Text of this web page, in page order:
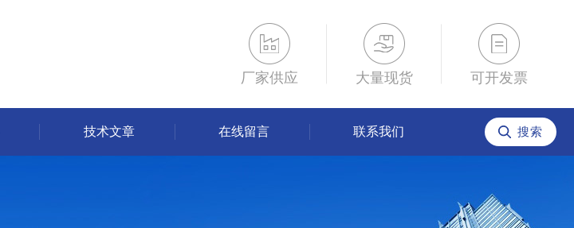
厂家供应 大量现货 可开发票
技术文章 在线留言 联系我们